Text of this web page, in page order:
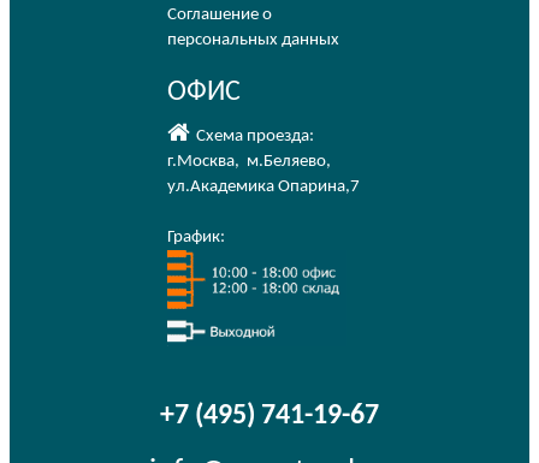
Соглашение о
персональных данных
ОФИС
Схема проезда:
г.Москва, м.Беляево,
ул.Академика Опарина,7
График:
+7 (495) 741-19-67